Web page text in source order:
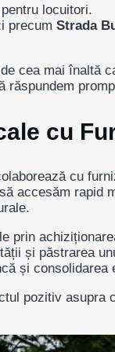
locuitori.
precumStrada
cea mai înaltă
răspundem
cu
cu
accesăm rapid
prin
și păstrarea
și
pozitiv